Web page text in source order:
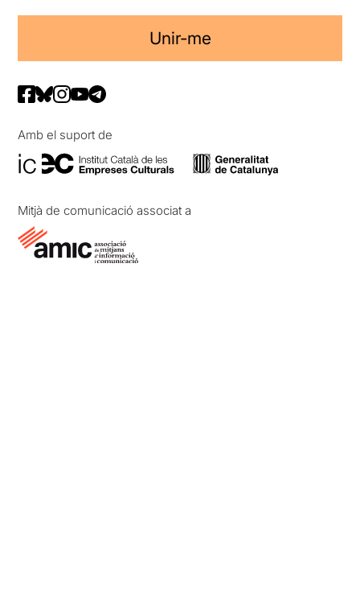
Unir-me
Amb el suport de
Mitjà de comunicació associat a